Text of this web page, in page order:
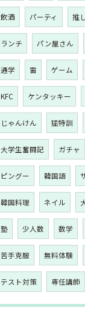
飲酒 パーティ 推
ランチ パン屋さん
通学 雷 ゲーム
KFC ケンタッキー
じゃんけん 猛特訓
大学生奮闘記 ガチャ
ピングー 韓国語
韓国料理 ネイル
塾 少人数 数学
苦手克服 無料体験
テスト対策 専任講師